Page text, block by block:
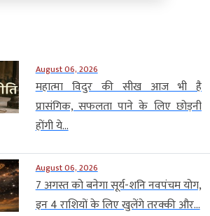
August 06, 2026
महात्मा विदुर की सीख आज भी है
प्रासंगिक, सफलता पाने के लिए छोड़नी
होंगी ये...
August 06, 2026
7 अगस्त को बनेगा सूर्य-शनि नवपंचम योग,
इन 4 राशियों के लिए खुलेंगे तरक्की और...